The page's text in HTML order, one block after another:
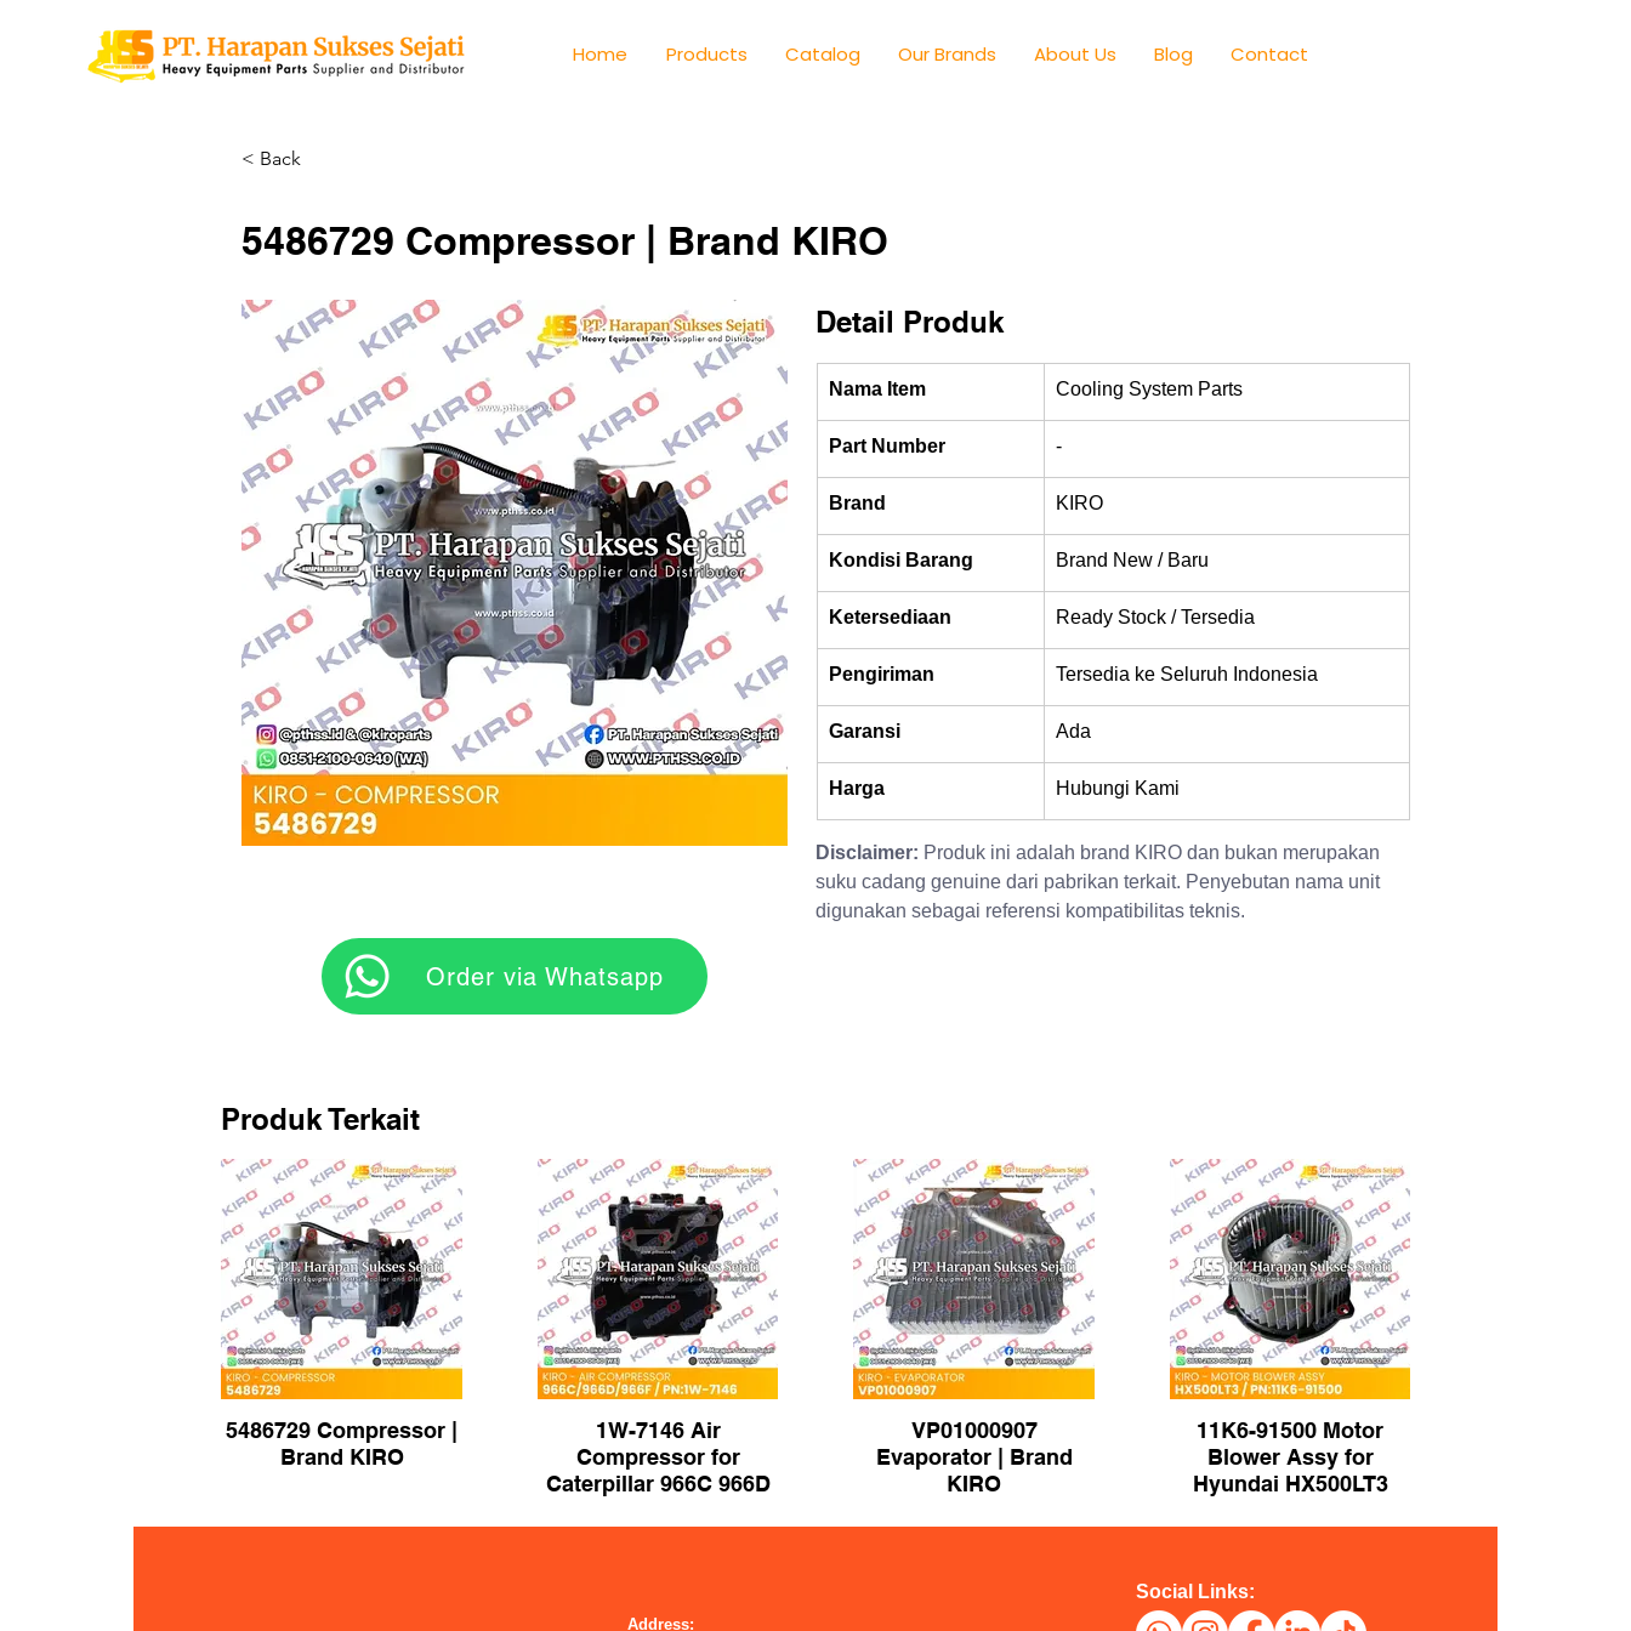
Home Products Catalog Our Brands About Us Blog Contact
< Back
5486729 Compressor | Brand KIRO
Detail Produk
Nama Item Cooling System Parts
Part Number -
Brand KIRO
Kondisi Barang Brand New / Baru
Ketersediaan Ready Stock / Tersedia
Pengiriman Tersedia ke Seluruh Indonesia
Garansi Ada
Harga Hubungi Kami
Disclaimer: Produk ini adalah brand KIRO dan bukan merupakan
suku cadang genuine dari pabrikan terkait. Penyebutan nama unit
digunakan sebagai referensi kompatibilitas teknis.
‎ ‎ ‎‎‎ ‎ ‎ ‎ ‎ Order via Whatsapp
Produk Terkait
5486729 Compressor |
Brand KIRO
1W-7146 Air
Compressor for
Caterpillar 966C 966D
VP01000907
Evaporator | Brand
KIRO
11K6-91500 Motor
Blower Assy for
Hyundai HX500LT3
Address:
Social Links: